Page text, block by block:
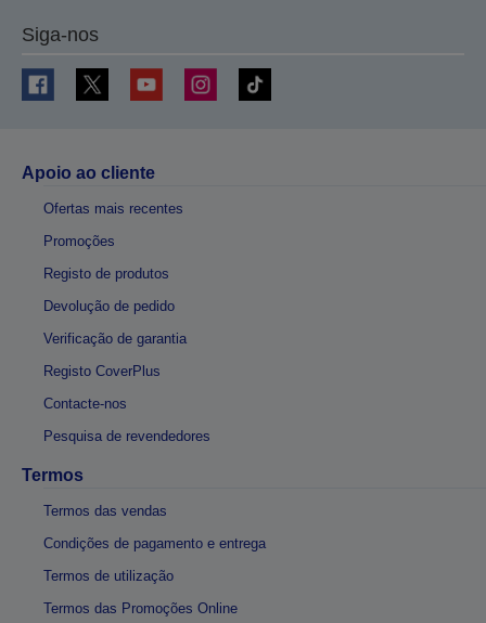
Siga-nos
Apoio ao cliente
Ofertas mais recentes
Promoções
Registo de produtos
Devolução de pedido
Verificação de garantia
Registo CoverPlus
Contacte-nos
Pesquisa de revendedores
Termos
Termos das vendas
Condições de pagamento e entrega
Termos de utilização
Termos das Promoções Online